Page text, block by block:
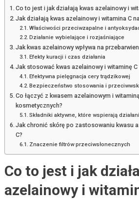
Co to jest i jak działają kwas azelainowy i
Jak działają kwas azelainowy i witamina C
Właściwości przeciwzapalne i
Działanie wybielające i rozjaśniające
Jak kwas azelainowy wpływa na
Efekty kuracji i czas działania
Jak stosować kwas azelainowy i witaminę C
Efektywna pielęgnacja cery trądzikowej
Bezpieczeństwo stosowania i
Co łączyć z kwasem azelainowym i
kosmetycznych?
Składniki aktywne, które wspierają
Jak chronić skórę po zastosowaniu kwasu
C?
Znaczenie filtrów przeciwsłonecznych
Co to jest i jak
azelainowy i